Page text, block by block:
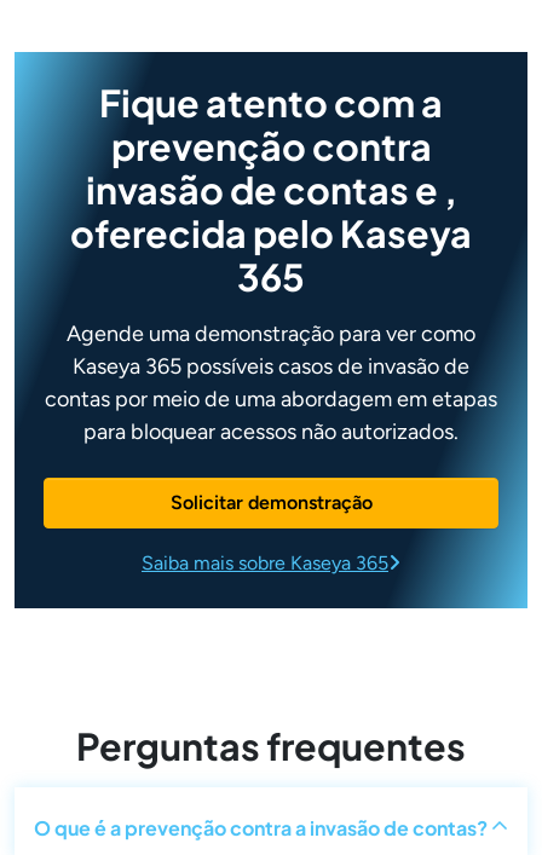
Fique atento com a
prevenção contra
invasão de contas e ,
oferecida pelo Kaseya
365
Agende uma demonstração para ver como
Kaseya 365 possíveis casos de invasão de
contas por meio de uma abordagem em etapas
para bloquear acessos não autorizados.
Solicitar demonstração
Saiba mais sobre Kaseya 365
Perguntas frequentes
O que é a prevenção contra a invasão de contas?